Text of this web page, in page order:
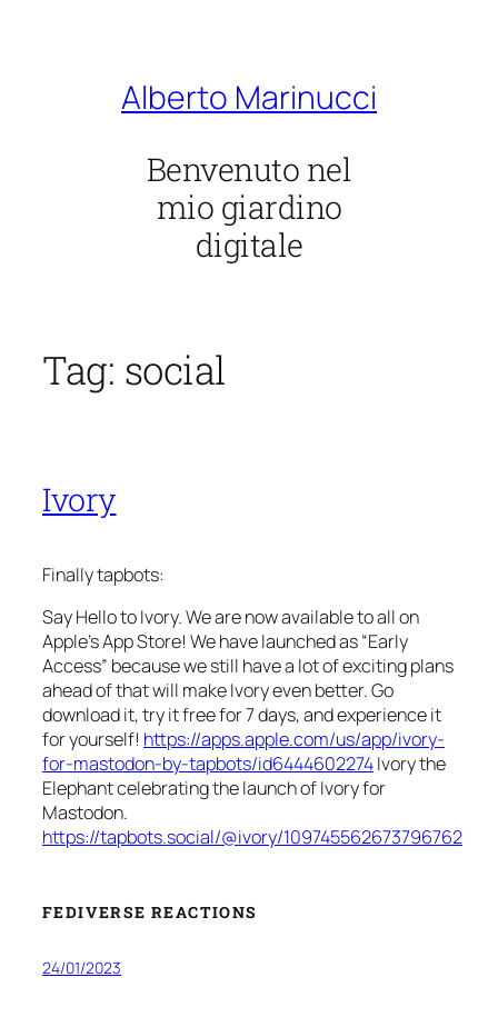
Alberto Marinucci
Benvenuto nel
mio giardino
digitale
Tag: social
Ivory
Finally tapbots:
Say Hello to Ivory. We are now available to all on
Apple’s App Store! We have launched as “Early
Access” because we still have a lot of exciting plans
ahead of that will make Ivory even better. Go
download it, try it free for 7 days, and experience it
for yourself! https://apps.apple.com/us/app/ivory-
for-mastodon-by-tapbots/id6444602274Ivory the
Elephant celebrating the launch of Ivory for
Mastodon.
https://tapbots.social/@ivory/109745562673796762
FEDIVERSE REACTIONS
24/01/2023